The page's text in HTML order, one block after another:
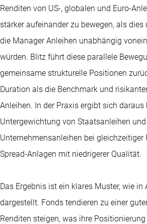
Renditen von US-, globalen und Euro-
stärker aufeinander zu bewegen, als dies
die Manager Anleihen unabhängig
würden. Blitz führt diese parallele
gemeinsame strukturelle Positionen
Duration als die Benchmark und
Anleihen. In der Praxis ergibt sich daraus
Untergewichtung von Staatsanleihen
Unternehmensanleihen bei gleichzeitiger
Spread-Anlagen mit niedrigerer Qualität.
Das Ergebnis ist ein klares Muster, wie in
dargestellt. Fonds tendieren zu einer
Renditen steigen, was ihre